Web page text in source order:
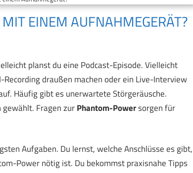
EINEM AUFNAHMEGERÄT?
planst du eine Podcast-Episode. Vielleicht
draußen machen oder ein Live-Interview
Häufig gibt es unerwartete Störgeräusche.
gewählt. Fragen zurPhantom-Powersorgen für
Aufgaben. Du lernst, welche Anschlüsse es gibt,
Power nötig ist. Du bekommst praxisnahe Tipps